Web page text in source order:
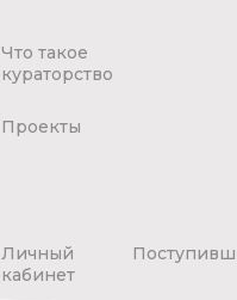
Что такое
кураторство
Проекты
Личный
кабинет